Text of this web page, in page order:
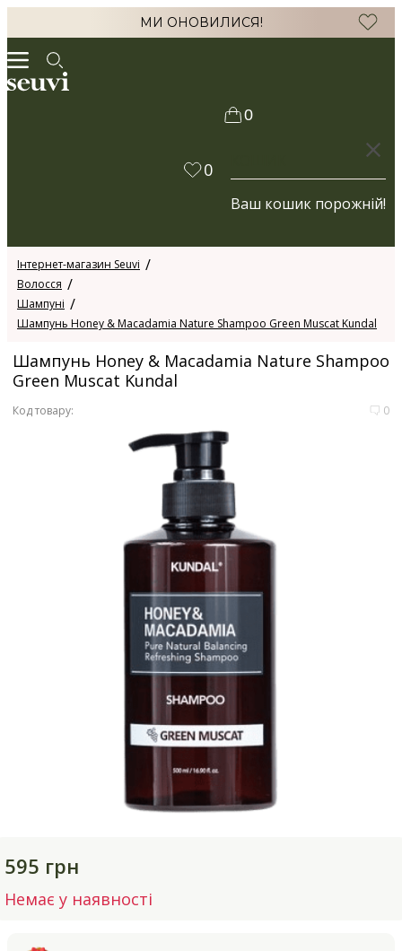
МИ ОНОВИЛИСЯ!
0
0
Ваш кошик порожній!
Інтернет-магазин Seuvi
Волосся
Шампуні
Шампунь Honey & Macadamia Nature Shampoo Green Muscat Kundal
Шампунь Honey & Macadamia Nature Shampoo
Green Muscat Kundal
Код товару: 0
595 грн
Немає у наявності